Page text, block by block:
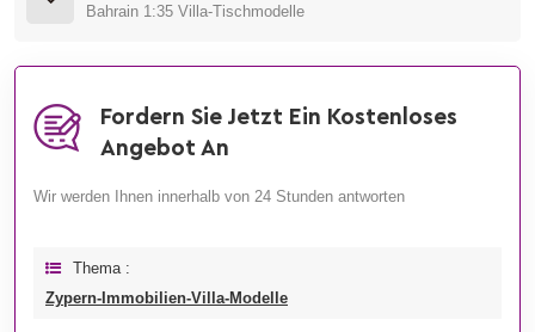
Bahrain 1:35 Villa-Tischmodelle
Fordern Sie Jetzt Ein Kostenloses
Angebot An
Wir werden Ihnen innerhalb von 24 Stunden antworten
Thema :
Zypern-Immobilien-Villa-Modelle